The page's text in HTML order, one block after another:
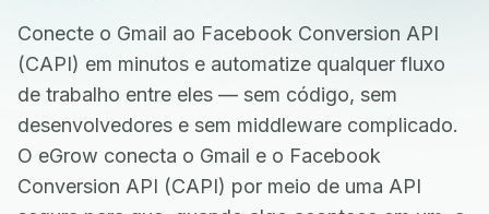
Conecte o Gmail ao Facebook Conversion API
(CAPI) em minutos e automatize qualquer fluxo
de trabalho entre eles — sem código, sem
desenvolvedores e sem middleware complicado.
O eGrow conecta o Gmail e o Facebook
Conversion API (CAPI) por meio de uma API